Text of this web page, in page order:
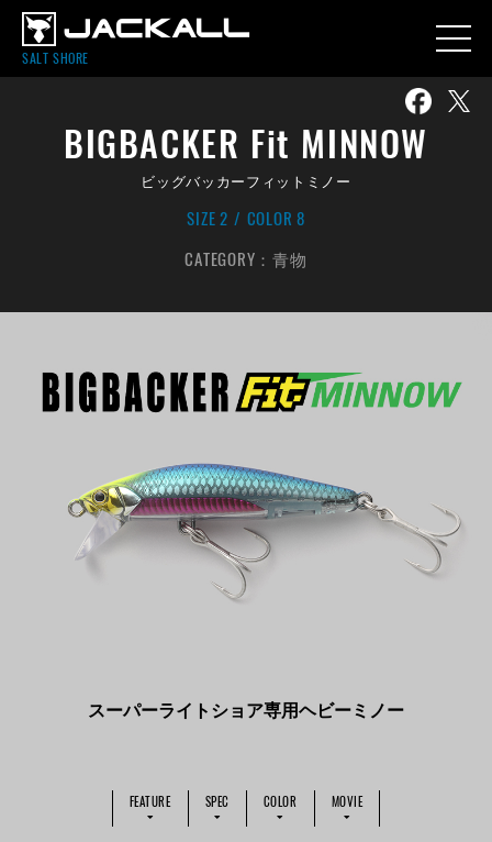
SALT SHORE
BIGBACKER Fit MINNOW
ビッグバッカーフィットミノー
SIZE 2
COLOR 8
CATEGORY：青物
スーパーライトショア専用ヘビーミノー
FEATURE SPEC COLOR MOVIE